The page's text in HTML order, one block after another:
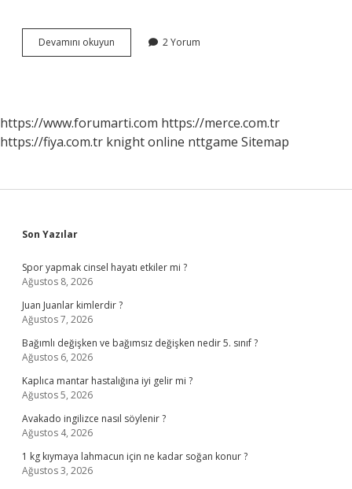
Devamını okuyun
Kitap
2 Yorum
https://www.forumarti.com https://merce.com.tr
https://fiya.com.tr knight online nttgame Sitemap
Sidebar
Son Yazılar
Spor yapmak cinsel hayatı etkiler mi ?
Ağustos 8, 2026
Juan Juanlar kimlerdir ?
Ağustos 7, 2026
Bağımlı değişken ve bağımsız değişken nedir 5. sınıf ?
Ağustos 6, 2026
Kaplıca mantar hastalığına iyi gelir mi ?
Ağustos 5, 2026
Avakado ingilizce nasıl söylenir ?
Ağustos 4, 2026
1 kg kıymaya lahmacun için ne kadar soğan konur ?
Ağustos 3, 2026